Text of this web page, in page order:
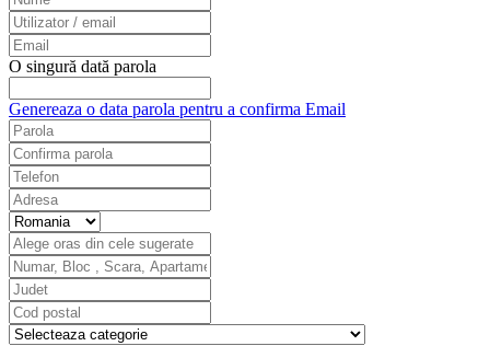
O singură dată parola
Genereaza o data parola pentru a confirma Email